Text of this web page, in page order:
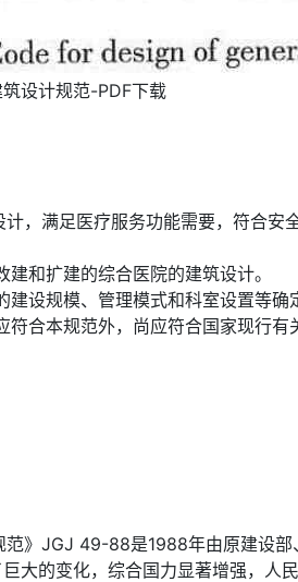
设计规范-PDF下载
计，满足医疗服务功能需要，符合
和扩建的综合医院的建筑设计。
建设规模、管理模式和科室设置等
符合本规范外，尚应符合国家现行有
范》JGJ 49-88是1988年由原建设
大的变化，综合国力显著增强，人